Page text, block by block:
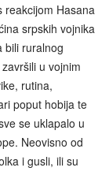
reakcijom Hasana
srpskih vojnika
bili ruralnog
u vojnim
rutina,
poput hobija te
se uklapalo u
Neovisno od
i gusli, ili su